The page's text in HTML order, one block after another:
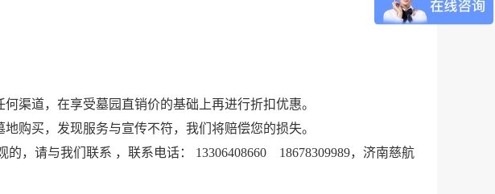
渠道，在享受墓园直销价的基础上再进行折扣优惠。
购买，发现服务与宣传不符，我们将赔偿您的损失。
，请与我们联系 ，联系电话： 13306408660 18678309989，济南慈航